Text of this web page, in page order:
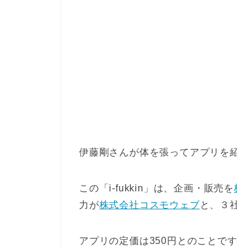
伊藤剛さんが体を張ってアプリを
この「i-fukkin」は、企画・販売を
力が株式会社コスモウェブと、３
アプリの定価は350円とのことで